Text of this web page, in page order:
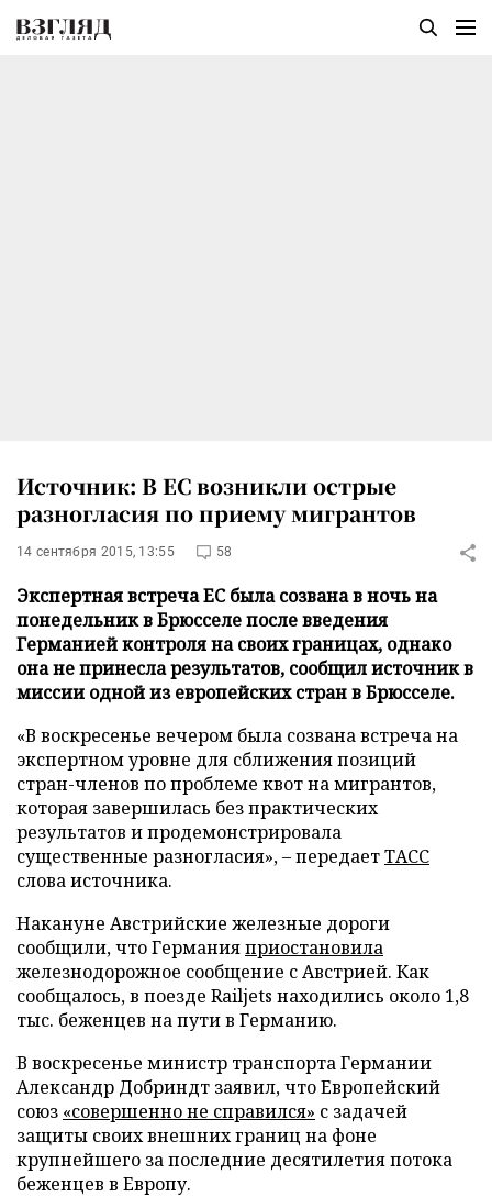
Источник: В ЕС возникли острые
разногласия по приему мигрантов
14 сентября 2015, 13:55 58
Экспертная встреча ЕС была созвана в ночь на
понедельник в Брюсселе после введения
Германией контроля на своих границах, однако
она не принесла результатов, сообщил источник в
миссии одной из европейских стран в Брюсселе.
«В воскресенье вечером была созвана встреча на
экспертном уровне для сближения позиций
стран-членов по проблеме квот на мигрантов,
которая завершилась без практических
результатов и продемонстрировала
существенные разногласия», – передаетТАСС
слова источника.
Накануне Австрийские железные дороги
сообщили, что Германияприостановила
железнодорожное сообщение с Австрией. Как
сообщалось, в поезде Railjets находились около 1,8
тыс. беженцев на пути в Германию.
В воскресенье министр транспорта Германии
Александр Добриндт заявил, что Европейский
союз «совершенно не справился» с задачей
защиты своих внешних границ на фоне
крупнейшего за последние десятилетия потока
беженцев в Европу.